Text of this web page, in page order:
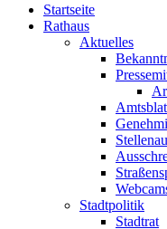
Startseite
Rathaus
Aktuelles
Stadtpolitik
Stadtrat